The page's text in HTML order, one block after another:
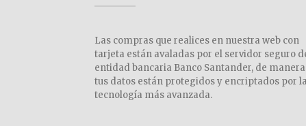
Las compras que realices en nuestra web con
tarjeta están avaladas por el servidor seguro
entidad bancaria Banco Santander, de manera
tus datos están protegidos y encriptados por la
tecnología más avanzada.